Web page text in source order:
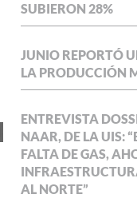
SUBIERON 28%
JUNIO REPORTÓ
LA PRODUCCIÓN
ENTREVISTA
NAAR, DE LA UIS:
FALTA DE GAS,
AL NORTE”